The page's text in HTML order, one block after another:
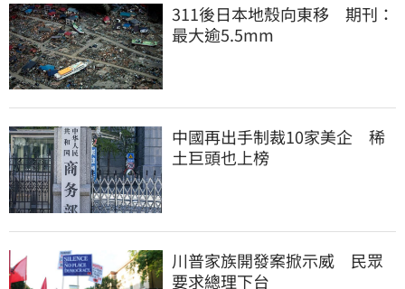
311後日本地殼向東移　期刊：
最大逾5.5mm
中國再出手制裁10家美企　稀
土巨頭也上榜
川普家族開發案掀示威　民眾
要求總理下台